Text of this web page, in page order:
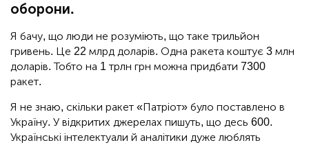
оборони.
Я бачу, що люди не розуміють, що таке трильйон
гривень. Це 22 млрд доларів. Одна ракета коштує 3 млн
доларів. Тобто на 1 трлн грн можна придбати 7300
ракет.
Я не знаю, скільки ракет «Патріот» було поставлено в
Україну. У відкритих джерелах пишуть, що десь 600.
Українські інтелектуали й аналітики дуже люблять